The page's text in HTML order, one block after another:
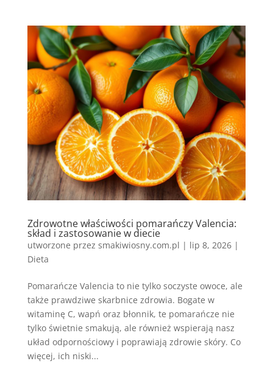
Zdrowotne właściwości pomarańczy Valencia:
skład i zastosowanie w diecie
utworzone przez smakiwiosny.com.pl | lip 8, 2026|
Dieta
Pomarańcze Valencia to nie tylko soczyste owoce, ale
także prawdziwe skarbnice zdrowia. Bogate w
witaminę C, wapń oraz błonnik, te pomarańcze nie
tylko świetnie smakują, ale również wspierają nasz
układ odpornościowy i poprawiają zdrowie skóry. Co
więcej, ich niski...